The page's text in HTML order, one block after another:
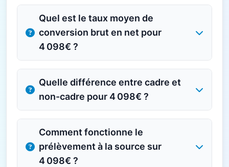
Quel est le taux moyen de
conversion brut en net pour
4 098€ ?
Quelle différence entre cadre et
non-cadre pour 4 098€ ?
Comment fonctionne le
prélèvement à la source sur
4 098€ ?